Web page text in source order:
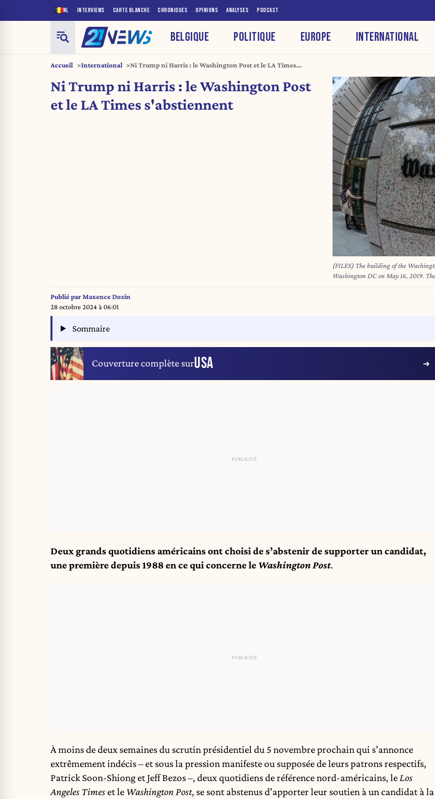
NL INTERVIEWS CARTE BLANCHE CHRONIQUES OPINIONS ANALYSES PODCAST
BELGIQUE POLITIQUE EUROPE INTERNATIONAL
Accueil International
Ni Trump ni Harris : le Washington Post et le LA Times
Ni Trump ni Harris : le Washington Post
et le LA Times s'abstiennent
(FILES) The building of the
Washington DC on May 16, 2019.
25, 2024 it will endorse neither
Publié parMaxence Dozin
28 octobre 2024 à 06:01
Sommaire
Couverture complète surUSA
Deux grands quotidiens américains ont choisi de s’abstenir de supporter un candidat,
une première depuis 1988 en ce qui concerne le Washington Post.
À moins de deux semaines du scrutin présidentiel du 5 novembre prochain qui s’annonce
extrêmement indécis – et sous la pression manifeste ou supposée de leurs patrons respectifs,
Patrick Soon-Shiong et Jeff Bezos –, deux quotidiens de référence nord-américains, le Los
Angeles Timeset le Washington Post, se sont abstenus d’apporter leur soutien à un candidat à la